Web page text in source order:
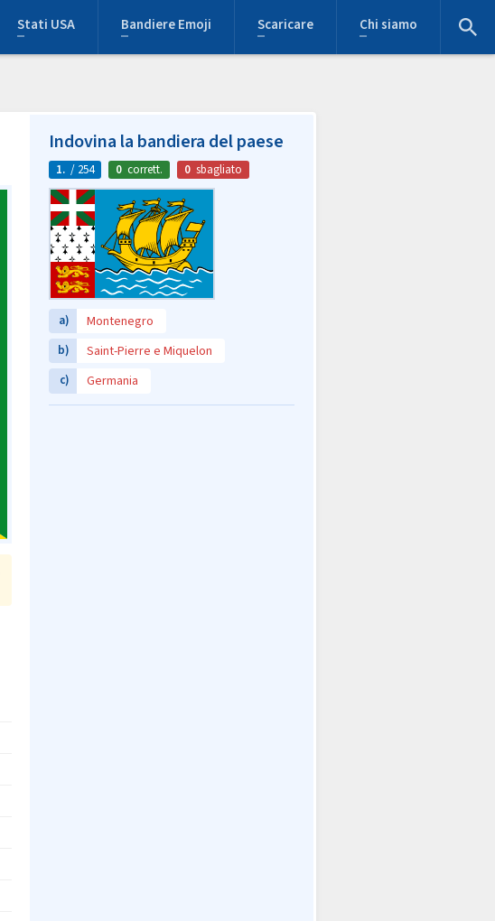
Stati USA Bandiere Emoji Scaricare Chi siamo
Indovina la bandiera del paese
1. / 254 0 corrett. 0 sbagliato
a) Montenegro
b) Saint-Pierre e Miquelon
c) Germania